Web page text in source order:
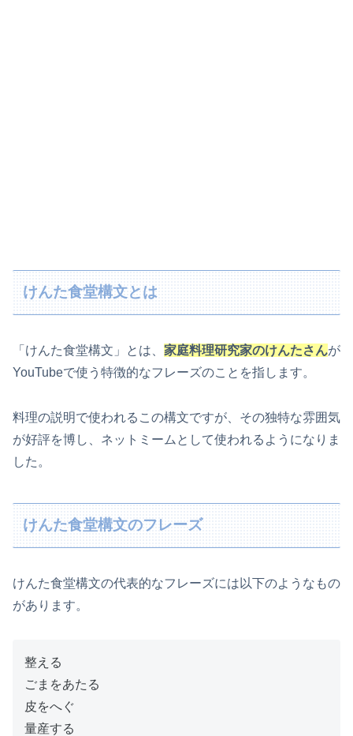
けんた食堂構文とは
「けんた食堂構文」とは、 家庭料理研究家のけんたさんが
YouTubeで使う特徴的なフレーズのことを指します。
料理の説明で使われるこの構文ですが、その独特な雰囲気
が好評を博し、ネットミームとして使われるようになりま
した。
けんた食堂構文のフレーズ
けんた食堂構文の代表的なフレーズには以下のようなもの
があります。
整える
ごまをあたる
皮をへぐ
量産する